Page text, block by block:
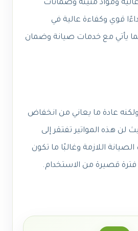
ومواد متينة وضمانات
قوي وكفاءة عالية في
يأتي مع خدمات صيانة وضمان
عادة ما يعاني من انخفاض
لن هذه المواتير تفتقر إلى
اللازمة وغالبًا ما تكون
قصيرة من الاستخدام.